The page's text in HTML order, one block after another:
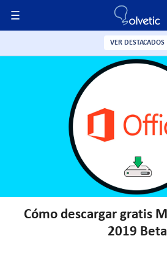
Cómo descargar gratis
2019 Beta
VER DESTACADOS